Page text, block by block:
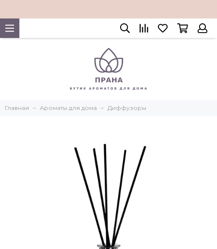
Главная Ароматы для дома Диффузоры